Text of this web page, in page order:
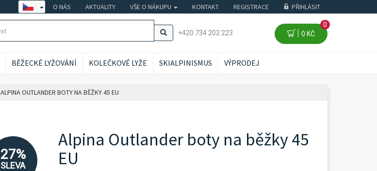
O NÁS AKTUALITY VŠE O NÁKUPU KONTAKT REGISTRACE PŘIHLÁSIT
+420 734 202 223 0 KČ
0
BĚŽECKÉ LYŽOVÁNÍ KOLEČKOVÉ LYŽE SKIALPINISMUS VÝPRODEJ
ALPINA OUTLANDER BOTY NA BĚŽKY 45 EU
27%
SLEVA
Alpina Outlander boty na běžky 45
EU